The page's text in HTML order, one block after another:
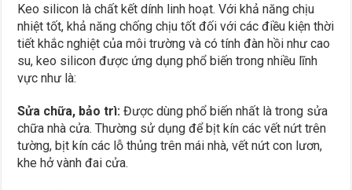
Keo silicon là chất kết dính linh hoạt. Với khả năng chịu
nhiệt tốt, khả năng chống chịu tốt đối với các điều kiện thời
tiết khắc nghiệt của môi trường và có tính đàn hồi như cao
su, keo silicon được ứng dụng phổ biến trong nhiều lĩnh
vực như là:
Sửa chữa, bảo trì: Được dùng phổ biến nhất là trong sửa
chữa nhà cửa. Thường sử dụng để bịt kín các vết nứt trên
tường, bịt kín các lỗ thủng trên mái nhà, vết nứt con lươn,
khe hở vành đai cửa.